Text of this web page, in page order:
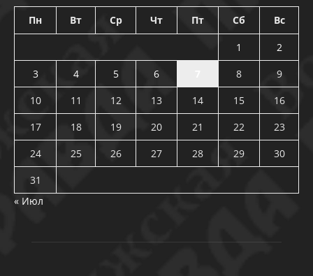
Пн Вт Ср Чт Пт Сб Вс
1
2
3
4 5 6 8
9
10
11 12 13 14 15
16
17
18 19 20 21 22
23
24
25 26 27 28 29
30
31
« Июл